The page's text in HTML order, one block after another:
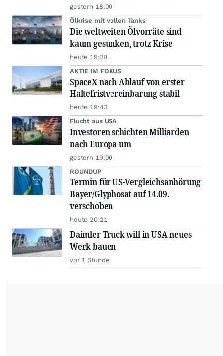
gestern 18:00
Ölkrise mit vollen Tanks
Die weltweiten Ölvorräte sind
kaum gesunken, trotz Krise
heute 19:28
AKTIE IM FOKUS
SpaceX nach Ablauf von erster
Haltefristvereinbarung stabil
heute 19:43
Flucht aus USA
Investoren schichten Milliarden
nach Europa um
gestern 19:00
ROUNDUP
Termin für US-Vergleichsanhörung
Bayer/Glyphosat auf 14.09.
verschoben
heute 20:21
Daimler Truck will in USA neues
Werk bauen
vor 1 Stunde